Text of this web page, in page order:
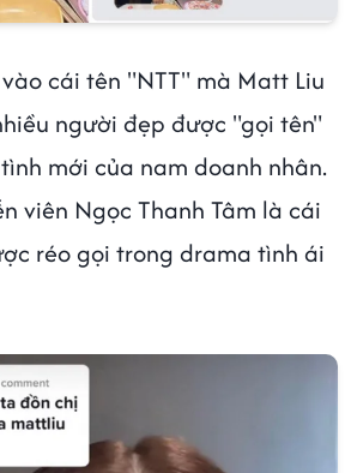
cái tên "NTT" mà Matt Liu
người đẹp được "gọi tên"
mới của nam doanh nhân.
viên Ngọc Thanh Tâm là cái
réo gọi trong drama tình ái